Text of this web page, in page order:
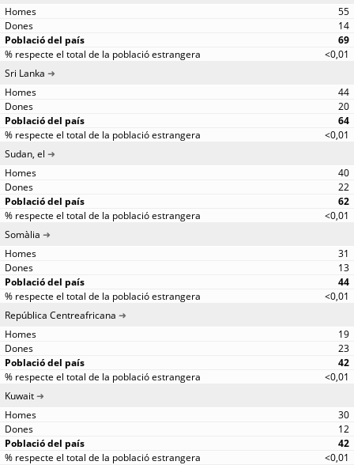
55
14
69
<0,01
Sri Lanka
44
20
64
<0,01
Sudan, el
40
22
62
<0,01
Somàlia
31
13
44
<0,01
República Centreafricana
19
23
42
<0,01
Kuwait
30
12
42
<0,01